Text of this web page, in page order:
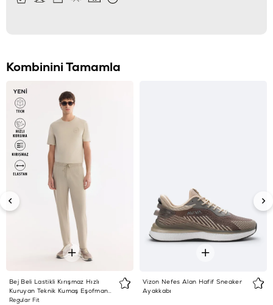
Kombinini Tamamla
Bej Beli Lastikli Kırışmaz Hızlı
Kuruyan Teknik Kumaş Eşofman
Altı
Regular Fit
Vizon Nefes Alan Hafif Sneaker
Ayakkabı